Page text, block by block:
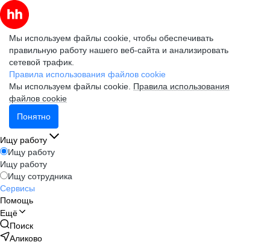
Мы используем файлы cookie, чтобы обеспечивать
правильную работу нашего веб-сайта и анализировать
сетевой трафик.
Правила использования файлов cookie
Мы используем файлы cookie. Правила использования
файлов cookie
Понятно
Ищу работу
Ищу работу
Ищу работу
Ищу сотрудника
Сервисы
Помощь
Ещё
Поиск
Аликово